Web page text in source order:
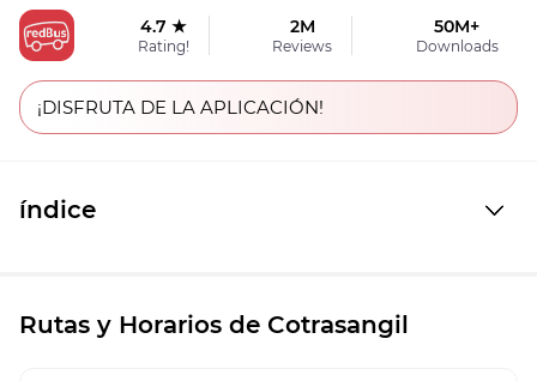
4.7 ★
Rating!
2M
Reviews
50M+
Downloads
¡DISFRUTA DE LA APLICACIÓN!
índice
Rutas y Horarios de Cotrasangil